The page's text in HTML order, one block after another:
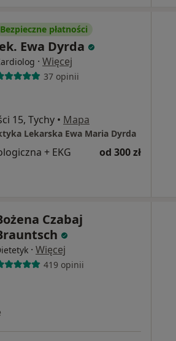
Bezpieczne płatności
Ewa Dyrda
· Więcej
37 opinii
15, Tychy • Mapa
Lekarska Ewa Maria Dyrda
+ EKG od 300 zł
Czabaj
· Więcej
419 opinii